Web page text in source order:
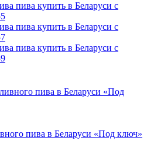
пива в Беларуси «Под ключ»